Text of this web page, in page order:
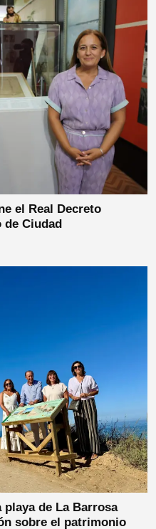
el Real Decreto
Ciudad
de La Barrosa
sobre el patrimonio